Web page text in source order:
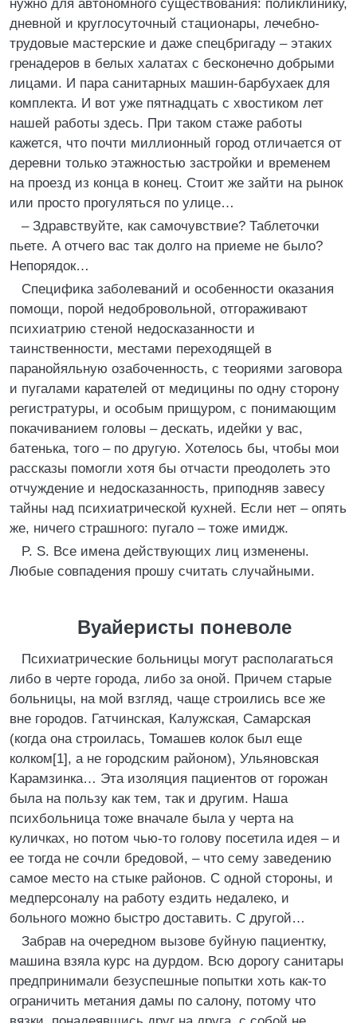
нужно для автономного существования: поликлинику,
дневной и круглосуточный стационары, лечебно-
трудовые мастерские и даже спецбригаду – этаких
гренадеров в белых халатах с бесконечно добрыми
лицами. И пара санитарных машин-барбухаек для
комплекта. И вот уже пятнадцать с хвостиком лет
нашей работы здесь. При таком стаже работы
кажется, что почти миллионный город отличается от
деревни только этажностью застройки и временем
на проезд из конца в конец. Стоит же зайти на рынок
или просто прогуляться по улице…
– Здравствуйте, как самочувствие? Таблеточки
пьете. А отчего вас так долго на приеме не было?
Непорядок…
Специфика заболеваний и особенности оказания
помощи, порой недобровольной, отгораживают
психиатрию стеной недосказанности и
таинственности, местами переходящей в
паранойяльную озабоченность, с теориями заговора
и пугалами карателей от медицины по одну сторону
регистратуры, и особым прищуром, с понимающим
покачиванием головы – дескать, идейки у вас,
батенька, того – по другую. Хотелось бы, чтобы мои
рассказы помогли хотя бы отчасти преодолеть это
отчуждение и недосказанность, приподняв завесу
тайны над психиатрической кухней. Если нет – опять
же, ничего страшного: пугало – тоже имидж.
P. S. Все имена действующих лиц изменены.
Любые совпадения прошу считать случайными.
Вуайеристы поневоле
Психиатрические больницы могут располагаться
либо в черте города, либо за оной. Причем старые
больницы, на мой взгляд, чаще строились все же
вне городов. Гатчинская, Калужская, Самарская
(когда она строилась, Томашев колок был еще
колком[1], а не городским районом), Ульяновская
Карамзинка… Эта изоляция пациентов от горожан
была на пользу как тем, так и другим. Наша
психбольница тоже вначале была у черта на
куличках, но потом чью-то голову посетила идея – и
ее тогда не сочли бредовой, – что сему заведению
самое место на стыке районов. С одной стороны, и
медперсоналу на работу ездить недалеко, и
больного можно быстро доставить. С другой…
Забрав на очередном вызове буйную пациентку,
машина взяла курс на дурдом. Всю дорогу санитары
предпринимали безуспешные попытки хоть как-то
ограничить метания дамы по салону, потому что